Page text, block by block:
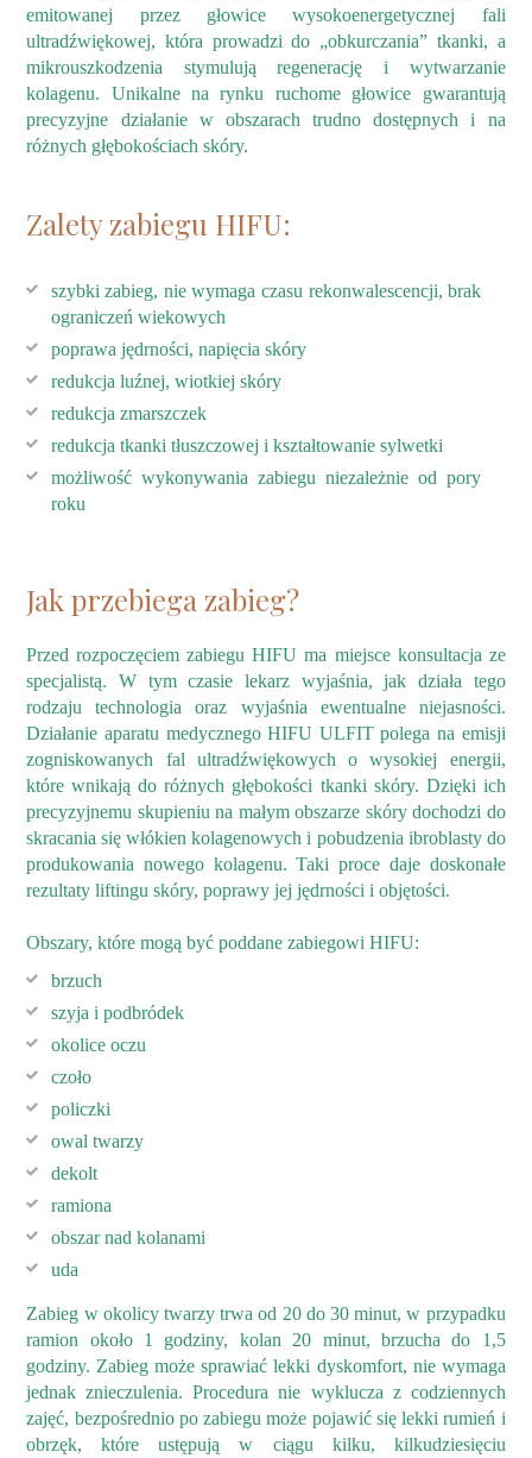
emitowanej przez głowice wysokoenergetycznej fali
ultradźwiękowej, która prowadzi do „obkurczania” tkanki, a
mikrouszkodzenia stymulują regenerację i wytwarzanie
kolagenu. Unikalne na rynku ruchome głowice gwarantują
precyzyjne działanie w obszarach trudno dostępnych i na
różnych głębokościach skóry.
Zalety zabiegu HIFU:
szybki zabieg, nie wymaga czasu rekonwalescencji, brak
ograniczeń wiekowych
poprawa jędrności, napięcia skóry
redukcja luźnej, wiotkiej skóry
redukcja zmarszczek
redukcja tkanki tłuszczowej i kształtowanie sylwetki
możliwość wykonywania zabiegu niezależnie od pory
roku
Jak przebiega zabieg?
Przed rozpoczęciem zabiegu HIFU ma miejsce konsultacja ze
specjalistą. W tym czasie lekarz wyjaśnia, jak działa tego
rodzaju technologia oraz wyjaśnia ewentualne niejasności.
Działanie aparatu medycznego HIFU ULFIT polega na emisji
zogniskowanych fal ultradźwiękowych o wysokiej energii,
które wnikają do różnych głębokości tkanki skóry. Dzięki ich
precyzyjnemu skupieniu na małym obszarze skóry dochodzi do
skracania się włókien kolagenowych i pobudzenia ibroblasty do
produkowania nowego kolagenu. Taki proce daje doskonałe
rezultaty liftingu skóry, poprawy jej jędrności i objętości.
Obszary, które mogą być poddane zabiegowi HIFU:
brzuch
szyja i podbródek
okolice oczu
czoło
policzki
owal twarzy
dekolt
ramiona
obszar nad kolanami
uda
Zabieg w okolicy twarzy trwa od 20 do 30 minut, w przypadku
ramion około 1 godziny, kolan 20 minut, brzucha do 1,5
godziny. Zabieg może sprawiać lekki dyskomfort, nie wymaga
jednak znieczulenia. Procedura nie wyklucza z codziennych
zajęć, bezpośrednio po zabiegu może pojawić się lekki rumień i
obrzęk, które ustępują w ciągu kilku, kilkudziesięciu